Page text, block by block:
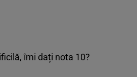
îmi dați nota 10?